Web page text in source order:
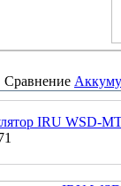
Сравнение
IRU WSD-